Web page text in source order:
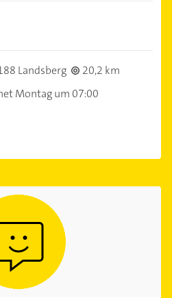
Landsberg
20,2 km
Montag um 07:00